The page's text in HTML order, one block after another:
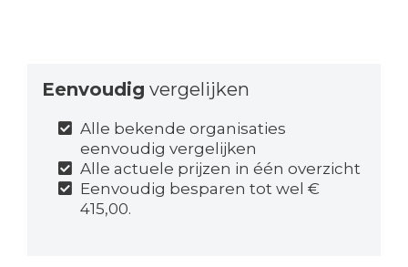
Eenvoudig vergelijken
Alle bekende organisaties
eenvoudig vergelijken
Alle actuele prijzen in één overzicht
Eenvoudig besparen tot wel €
415,00.